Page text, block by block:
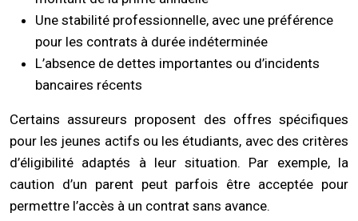
Une stabilité professionnelle, avec une préférence
pour les contrats à durée indéterminée
L’absence de dettes importantes ou d’incidents
bancaires récents
Certains assureurs proposent des offres spécifiques
pour les jeunes actifs ou les étudiants, avec des critères
d’éligibilité adaptés à leur situation. Par exemple, la
caution d’un parent peut parfois être acceptée pour
permettre l’accès à un contrat sans avance.